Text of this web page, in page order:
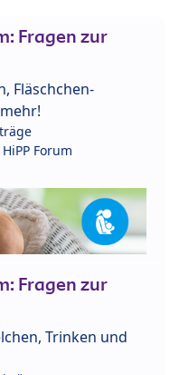
Fragen zur
Fläschchen-
Forum
Fragen zur
Trinken und